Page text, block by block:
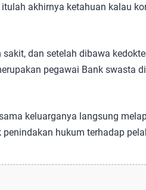
akhirnya ketahuan kalau
dan setelah dibawa
pegawai Bank swasta
keluarganya langsung
hukum terhadap